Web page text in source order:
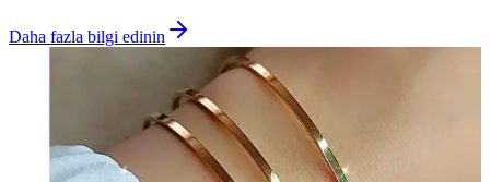
Daha fazla bilgi edinin